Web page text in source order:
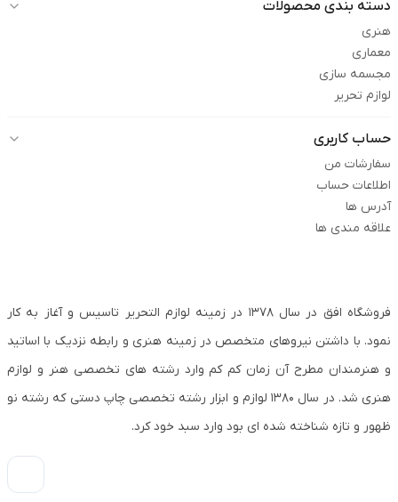
دسته بندی محصولات
هنری
معماری
مجسمه سازی
لوازم تحریر
حساب کاربری
سفارشات من
اطلاعات حساب
آدرس ها
علاقه مندی ها
فروشگاه افق در سال ۱۳۷۸ در زمینه لوازم التحریر تاسیس و آغاز به کار
نمود. با داشتن نیروهای متخصص در زمینه هنری و رابطه نزدیک با اساتید
و هنرمندان مطرح آن زمان کم کم وارد رشته های تخصصی هنر و لوازم
هنری شد. در سال ۱۳۸۰ لوازم و ابزار رشته تخصصی چاپ دستی که رشته نو
ظهور و تازه شناخته شده ای بود وارد سبد خود کرد.